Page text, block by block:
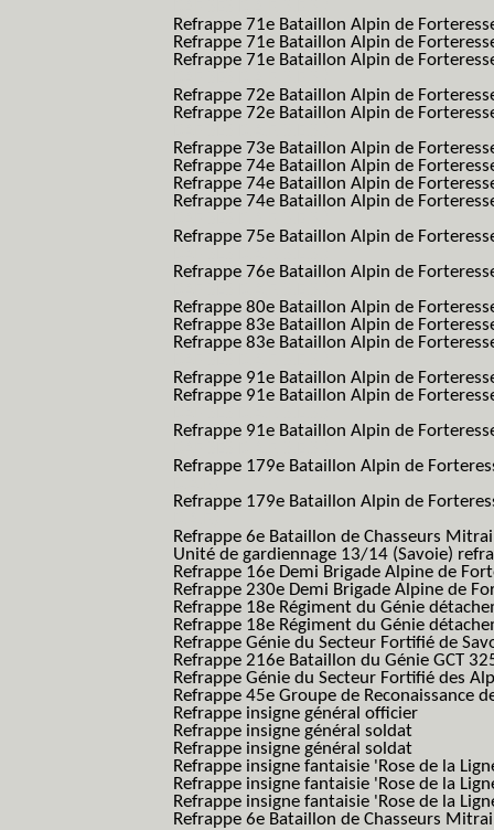
Refrappe 71e Bataillon Alpin de
Refrappe 71e Bataillon Alpin de
Refrappe 71e Bataillon Alpin de
Refrappe 72e Bataillon Alpin de
Refrappe 72e Bataillon Alpin de
Refrappe 73e Bataillon Alpin de
Refrappe 74e Bataillon Alpin de
Refrappe 74e Bataillon Alpin de
Refrappe 74e Bataillon Alpin de
Refrappe 75e Bataillon Alpin de
Refrappe 76e Bataillon Alpin de
Refrappe 80e Bataillon Alpin de
Refrappe 83e Bataillon Alpin de
Refrappe 83e Bataillon Alpin de
Refrappe 91e Bataillon Alpin de
Refrappe 91e Bataillon Alpin de
Refrappe 91e Bataillon Alpin de
Refrappe 179e Bataillon Alpin de
Refrappe 179e Bataillon Alpin de
Refrappe 6e Bataillon de Chasseurs
Unité de gardiennage 13/14 (Savoie)
Refrappe 16e Demi Brigade Alpine de
Refrappe 230e Demi Brigade Alpine de
Refrappe 18e Régiment du Génie
Refrappe 18e Régiment du Génie
Refrappe Génie du Secteur Fortifié de
Refrappe 216e Bataillon du Génie GCT
Refrappe Génie du Secteur Fortifié des
Refrappe 45e Groupe de Reconaissance
Refrappe insigne général officier
Refrappe insigne général soldat
Refrappe insigne général soldat
Refrappe insigne fantaisie 'Rose de la
Refrappe insigne fantaisie 'Rose de la
Refrappe insigne fantaisie 'Rose de la
Refrappe 6e Bataillon de Chasseurs